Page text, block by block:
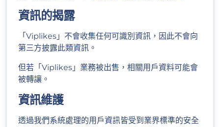
資訊的揭露
「Viplikes」不會收集任何可識別資訊，因此不會向
第三方披露此類資訊。
但若「Viplikes」業務被出售，相關用戶資料可能會
被轉讓。
資訊維護
透過我們系統處理的用戶資訊皆受到業界標準的安全